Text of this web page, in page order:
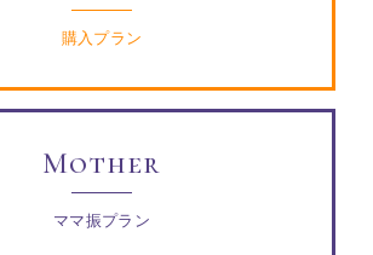
購入プラン
Mother
ママ振プラン